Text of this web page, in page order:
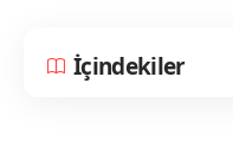
İçindekiler